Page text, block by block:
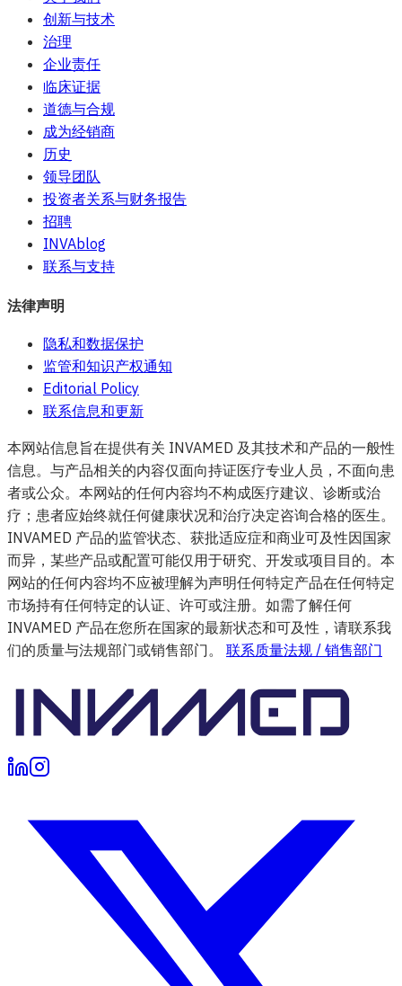
创新与技术
治理
企业责任
临床证据
道德与合规
成为经销商
历史
领导团队
投资者关系与财务报告
招聘
INVAblog
联系与支持
法律声明
隐私和数据保护
监管和知识产权通知
Editorial Policy
联系信息和更新
本网站信息旨在提供有关 INVAMED 及其技术和产品的一般性
信息。与产品相关的内容仅面向持证医疗专业人员，不面向患
者或公众。本网站的任何内容均不构成医疗建议、诊断或治
疗；患者应始终就任何健康状况和治疗决定咨询合格的医生。
INVAMED 产品的监管状态、获批适应症和商业可及性因国家
而异，某些产品或配置可能仅用于研究、开发或项目目的。本
网站的任何内容均不应被理解为声明任何特定产品在任何特定
市场持有任何特定的认证、许可或注册。如需了解任何
INVAMED 产品在您所在国家的最新状态和可及性，请联系我
们的质量与法规部门或销售部门。
联系质量法规 / 销售部门